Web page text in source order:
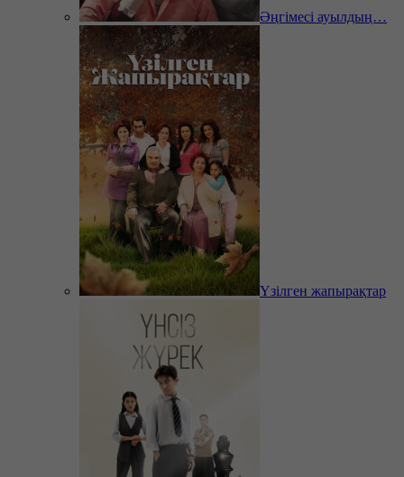
Әңгімесі ауылдың…
Үзілген жапырақтар